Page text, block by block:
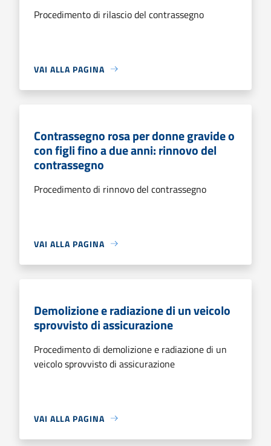
Procedimento di rilascio del contrassegno
VAI ALLA PAGINA
Contrassegno rosa per donne gravide o
con figli fino a due anni: rinnovo del
contrassegno
Procedimento di rinnovo del contrassegno
VAI ALLA PAGINA
Demolizione e radiazione di un veicolo
sprovvisto di assicurazione
Procedimento di demolizione e radiazione di un
veicolo sprovvisto di assicurazione
VAI ALLA PAGINA